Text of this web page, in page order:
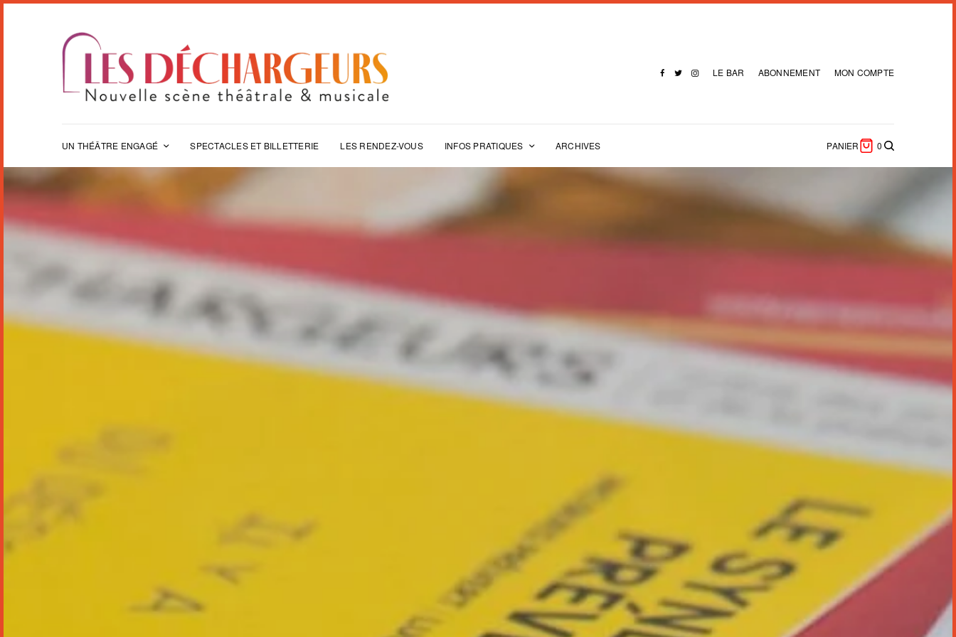
LE BAR ABONNEMENT MON COMPTE
UN THÉÂTRE ENGAGÉ SPECTACLES ET BILLETTERIE LES RENDEZ-VOUS INFOS PRATIQUES ARCHIVES PANIER 0